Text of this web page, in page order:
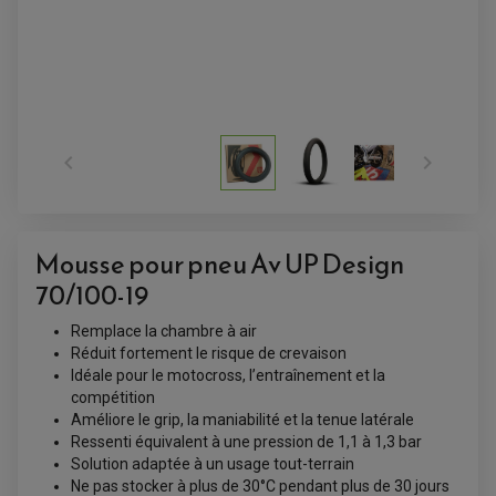
BAGAGERIE
BAGAGERIE SOUPLE
KIT DÉCO QUAD / SSV
KIT POIGNÉE DE GAZ QUAD
POIGNÉE QUAD
PROTÈGE-MAINS
PONTETS / REHAUSSES DE GUIDON
REPOSE PIED QUAD
BAGAGERIE / TREUIL / ATTELAGE
COFFRE / TOP CASE QUAD
TREUIL ET ATTELAGE QUAD-SSV
ÉQUIPEMENT ÉLECTRIQUE
ACCESSOIRES ÉLECTRIQUE ENDURO
PLAQUE PHARE
COMPTEUR D'HEURE
 
Mousse pour pneu Av UP Design
70/100-19
Remplace la chambre à air
Réduit fortement le risque de crevaison
Idéale pour le motocross, l’entraînement et la
compétition
Améliore le grip, la maniabilité et la tenue latérale
Ressenti équivalent à une pression de 1,1 à 1,3 bar
Solution adaptée à un usage tout-terrain
Ne pas stocker à plus de 30°C pendant plus de 30 jours